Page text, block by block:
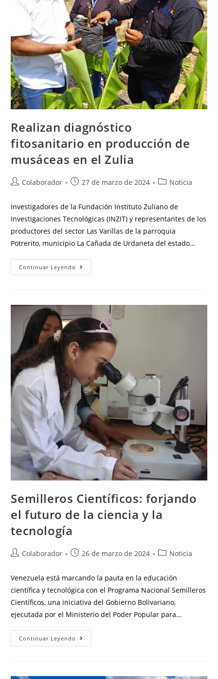
Realizan diagnóstico
fitosanitario en producción de
musáceas en el Zulia
Colaborador 27 de marzo de 2024 Noticia
Investigadores de la Fundación Instituto Zuliano de
Investigaciones Tecnológicas (INZIT) y representantes de los
productores del sector Las Varillas de la parroquia
Potrerito, municipio La Cañada de Urdaneta del estado…
Continuar Leyendo
Semilleros Científicos: forjando
el futuro de la ciencia y la
tecnología
Colaborador 26 de marzo de 2024 Noticia
Venezuela está marcando la pauta en la educación
científica y tecnológica con el Programa Nacional Semilleros
Científicos, una iniciativa del Gobierno Bolivariano,
ejecutada por el Ministerio del Poder Popular para…
Continuar Leyendo